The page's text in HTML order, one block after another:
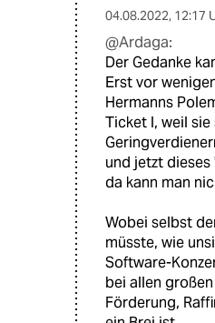
04.08.2022, 12:17
@Ardaga:
Der Gedanke
Erst vor
Hermanns
Ticket l, weil sie
und jetzt
da kann man
Wobei selbst
müsste, wie
Software-
bei allen
Förderung,